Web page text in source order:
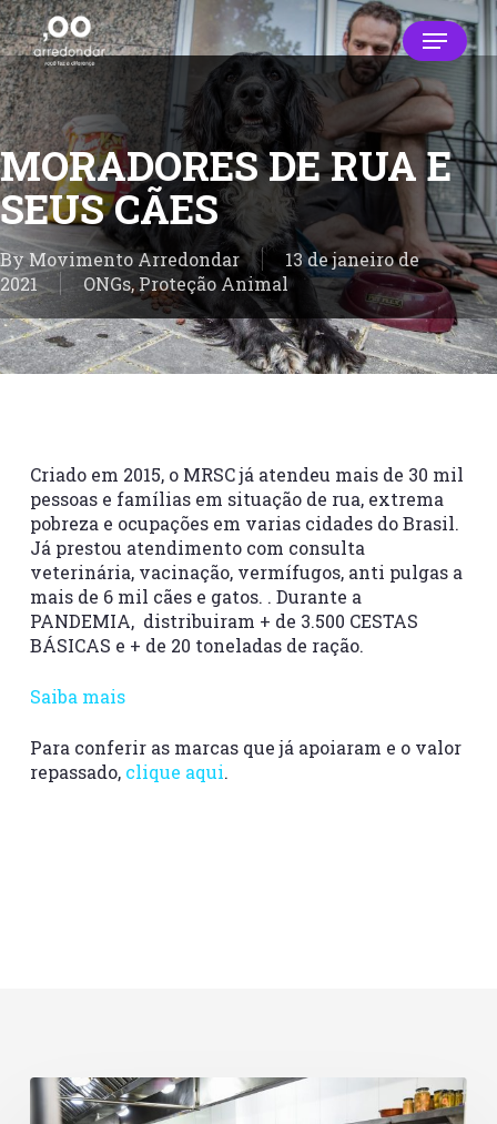
Skip
to
main
content
Menu
MORADORES DE RUA E
SEUS CÃES
ByMovimento Arredondar
13 de janeiro de
2021
ONGs, Proteção Animal
Criado em 2015, o MRSC já atendeu mais de 30 mil
pessoas e famílias em situação de rua, extrema
pobreza e ocupações em varias cidades do Brasil.
Já prestou atendimento com consulta
veterinária, vacinação, vermífugos, anti pulgas a
mais de 6 mil cães e gatos. . Durante a
PANDEMIA, distribuiram + de 3.500 CESTAS
BÁSICAS e + de 20 toneladas de ração.
Saiba mais
Para conferir as marcas que já apoiaram e o valor
repassado, clique aqui.
Redes
Close
Menu